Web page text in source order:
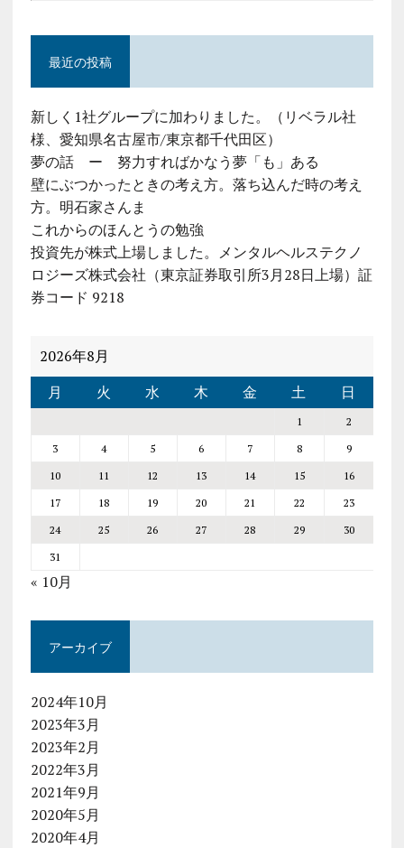
最近の投稿
新しく1社グループに加わりました。（リベラル社
様、愛知県名古屋市/東京都千代田区）
夢の話 ー 努力すればかなう夢「も」ある
壁にぶつかったときの考え方。落ち込んだ時の考え
方。明石家さんま
これからのほんとうの勉強
投資先が株式上場しました。メンタルヘルステクノ
ロジーズ株式会社（東京証券取引所3月28日上場）証
券コード 9218
2026年8月
月
火 水 木 金 土 日
1
2
3
4 5 6 7 8
9
10
11 12 13 14 15
16
17
18 19 20 21 22
23
24
25 26 27 28 29
30
31
« 10月
アーカイブ
2024年10月
2023年3月
2023年2月
2022年3月
2021年9月
2020年5月
2020年4月